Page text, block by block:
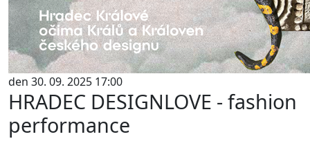
den 30. 09. 2025 17:00
HRADEC DESIGNLOVE - fashion
performance